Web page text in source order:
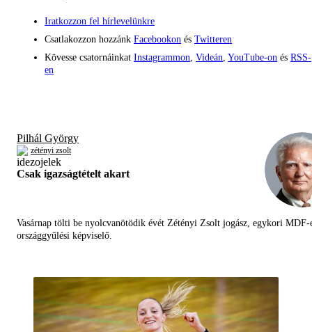
Iratkozzon fel hírlevelünkre
Csatlakozzon hozzánk Facebookon és Twitteren
Kövesse csatornáinkat Instagrammon, Videán, YouTube-on és RSS-
en
Pilhál György
zétényi zsolt
Csak igazságtételt akart
Vasárnap tölti be nyolcvanötödik évét Zétényi Zsolt jogász, egykori MDF-
országgyűlési képviselő.